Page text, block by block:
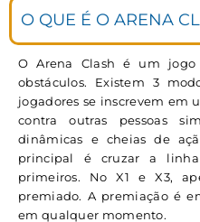
O QUE É O ARENA
O Arena Clash é um
obstáculos. Existem 3
jogadores se inscrevem em
contra outras pessoas
dinâmicas e cheias de
principal é cruzar a
primeiros. No X1 e X3,
premiado. A premiação é
em qualquer momento.